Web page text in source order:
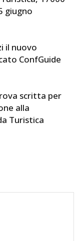
giugno
il nuovo
ConfGuide
scritta per
alla
Turistica